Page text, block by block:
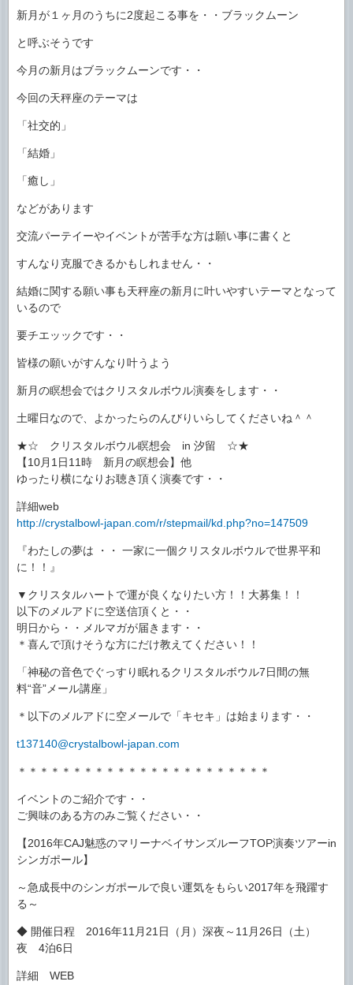
新月が１ヶ月のうちに2度起こる事を・・ブラックムーン
と呼ぶそうです
今月の新月はブラックムーンです・・
今回の天秤座のテーマは
「社交的」
「結婚」
「癒し」
などがあります
交流パーテイーやイベントが苦手な方は願い事に書くと
すんなり克服できるかもしれません・・
結婚に関する願い事も天秤座の新月に叶いやすいテーマとなって
いるので
要チエッックです・・
皆様の願いがすんなり叶うよう
新月の瞑想会ではクリスタルボウル演奏をします・・
土曜日なので、よかったらのんびりいらしてくださいね＾＾
★☆ クリスタルボウル瞑想会 in 汐留 ☆★
【10月1日11時 新月の瞑想会】他
ゆったり横になりお聴き頂く演奏です・・
詳細web
http://crystalbowl-japan.com/r/stepmail/kd.php?no=147509
『わたしの夢は ・・ 一家に一個クリスタルボウルで世界平和
に！！』
▼クリスタルハートで運が良くなりたい方！！大募集！！
以下のメルアドに空送信頂くと・・
明日から・・メルマガが届きます・・
＊喜んで頂けそうな方にだけ教えてください！！
「神秘の音色でぐっすり眠れるクリスタルボウル7日間の無
料“音”メール講座」
＊以下のメルアドに空メールで「キセキ」は始まります・・
t137140@crystalbowl-japan.com
＊＊＊＊＊＊＊＊＊＊＊＊＊＊＊＊＊＊＊＊＊＊＊
イベントのご紹介です・・
ご興味のある方のみご覧ください・・
【2016年CAJ魅惑のマリーナベイサンズルーフTOP演奏ツアーin
シンガポール】
～急成長中のシンガポールで良い運気をもらい2017年を飛躍す
る～
◆ 開催日程 2016年11月21日（月）深夜～11月26日（土）
夜 4泊6日
詳細 WEB